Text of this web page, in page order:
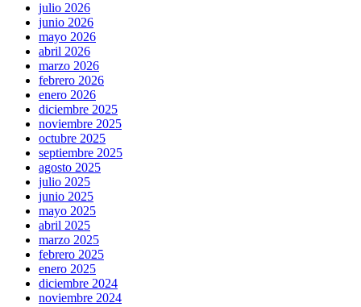
julio 2026
junio 2026
mayo 2026
abril 2026
marzo 2026
febrero 2026
enero 2026
diciembre 2025
noviembre 2025
octubre 2025
septiembre 2025
agosto 2025
julio 2025
junio 2025
mayo 2025
abril 2025
marzo 2025
febrero 2025
enero 2025
diciembre 2024
noviembre 2024